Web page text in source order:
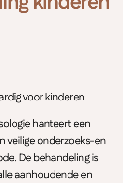
voor kinderen
hanteert een
veilige onderzoeks-en
De behandeling is
aanhoudende en